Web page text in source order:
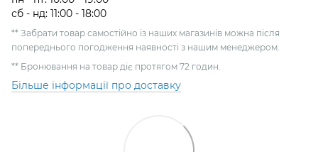
сб - нд: 11:00 - 18:00
** Забрати товар самостійно із наших магазинів можна після
попереднього погодження наявності з нашим менеджером.
** Бронювання на товар діє протягом 72 годин.
Більше інформації про доставку